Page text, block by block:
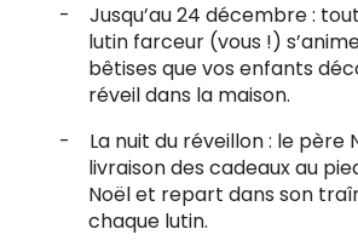
-
Jusqu’au 24 décembre:
lutin farceur (vous !)
bêtises que vos enfants
réveil dans la maison.
-
La nuit du réveillon: le père
livraison des cadeaux au
Noël et repart dans son
chaque lutin.